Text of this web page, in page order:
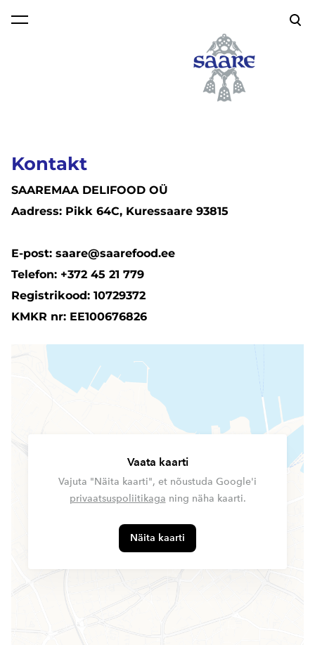
lisati ostukorvi.
Kontakt
SAAREMAA DELIFOOD OÜ
Aadress: Pikk 64C, Kuressaare 93815
E-post: saare@saarefood.ee
Telefon: +372 45 21 779
Registrikood: 10729372
KMKR nr: EE100676826
Vaata kaarti
Vajuta "Näita kaarti", et nõustuda Google'i
privaatsuspoliitikaga ning näha kaarti.
Näita kaarti